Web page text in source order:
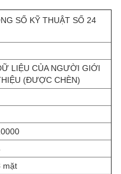
SỐ KỸ THUẬT SỐ 24
LIỆU CỦA NGƯỜI GIỚI
(ĐƯỢC CHÈN)
mặt